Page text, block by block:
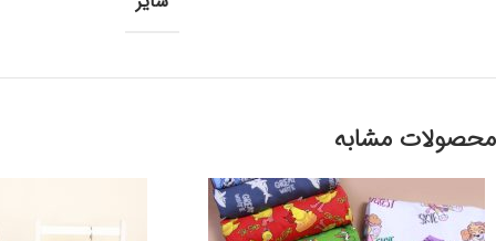
محصولات مشابه